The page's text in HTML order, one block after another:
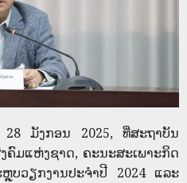
ມັງກອນ 2025, ທີ່ສະຖາບັນ
ຄົມແຫ່ງຊາດ, ຄະນະສະເພາະກິດ
ບວຽກງານປະຈຳປີ 2024 ແລະ